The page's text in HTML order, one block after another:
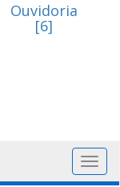
Ouvidoria
[6]